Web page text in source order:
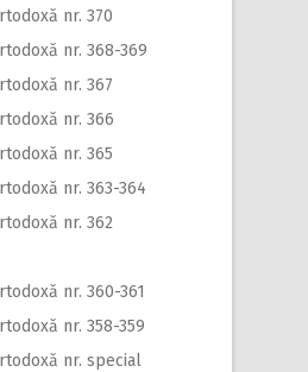
nr. 370
nr. 368-369
nr. 367
nr. 366
nr. 365
nr. 363-364
nr. 362
nr. 360-361
nr. 358-359
nr. special